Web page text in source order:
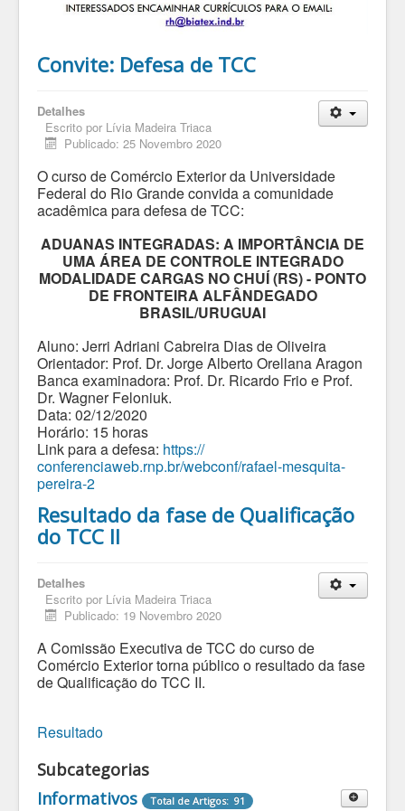
Convite: Defesa de TCC
Detalhes
Escrito por Lívia Madeira Triaca
Publicado: 25 Novembro 2020
O curso de Comércio Exterior da Universidade
Federal do Rio Grande convida a comunidade
acadêmica para defesa de TCC:
ADUANAS INTEGRADAS: A IMPORTÂNCIA DE
UMA ÁREA DE CONTROLE INTEGRADO
MODALIDADE CARGAS NO CHUÍ (RS) - PONTO
DE FRONTEIRA ALFÂNDEGADO
BRASIL/URUGUAI
Aluno: Jerri Adriani Cabreira Dias de Oliveira
Orientador: Prof. Dr. Jorge Alberto Orellana Aragon
Banca examinadora: Prof. Dr. Ricardo Frio e Prof.
Dr. Wagner Feloniuk.
Data: 02/12/2020
Horário: 15 horas
Link para a defesa: https://
conferenciaweb.rnp.br/webconf/rafael-mesquita-
pereira-2
Resultado da fase de Qualificação
do TCC II
Detalhes
Escrito por Lívia Madeira Triaca
Publicado: 19 Novembro 2020
A Comissão Executiva de TCC do curso de
Comércio Exterior torna público o resultado da fase
de Qualificação do TCC II.
Resultado
Subcategorias
Informativos
Total de Artigos: 91